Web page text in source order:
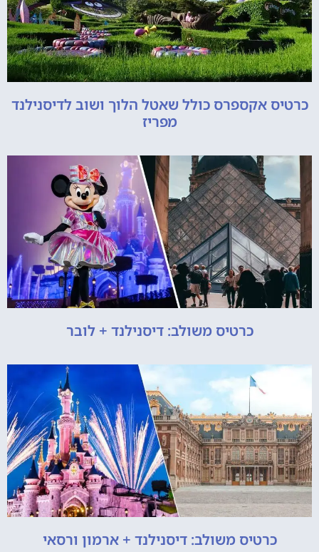
כרטיס אקספרס כולל שאטל הלוך ושוב לדיסנילנד
מפריז
כרטיס משולב: דיסנילנד + לובר
כרטיס משולב: דיסנילנד + ארמון ורסאי